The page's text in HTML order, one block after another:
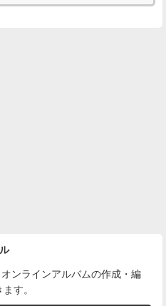
ンラインアルバムの作成・編
す。